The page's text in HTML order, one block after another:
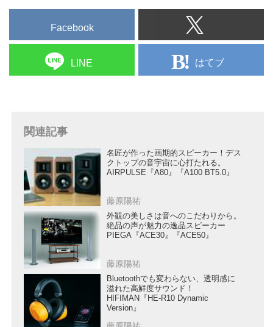
ービスの料金プラン／機能／特徴
／内容を徹底比較。似たような料
Facebook
LINE はてブ
関連記事
名匠が作った画期的スピーカー！デス
クトップの音宇宙に心打たれる。
AIRPULSE『A80』『A100 BT5.0』
藤原陽祐
外観の美しさは音へのこだわりから。
絶品の声が魅力の逸品スピーカー
PIEGA『ACE30』『ACE50』
藤原陽祐
Bluetoothでも変わらない、透明感に
溢れた高鮮度サウンド！
HIFIMAN『HE-R10 Dynamic
Version』